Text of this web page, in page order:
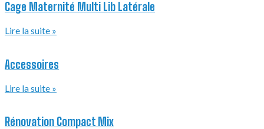
Cage Maternité Multi Lib Latérale
Lire la suite »
Accessoires
Lire la suite »
Rénovation Compact Mix